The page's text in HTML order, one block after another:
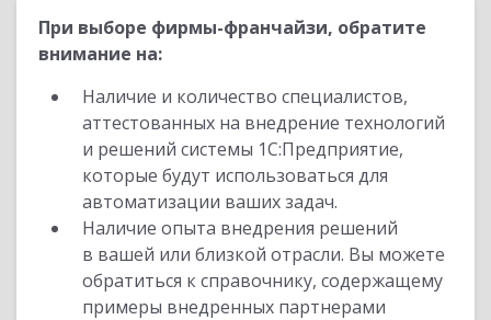
При выборе фирмы-франчайзи, обратите
внимание на:
Наличие и количество специалистов,
аттестованных на внедрение технологий
и решений системы 1С:Предприятие,
которые будут использоваться для
автоматизации ваших задач.
Наличие опыта внедрения решений
в вашей или близкой отрасли. Вы можете
обратиться к справочнику, содержащему
примеры внедренных партнерами